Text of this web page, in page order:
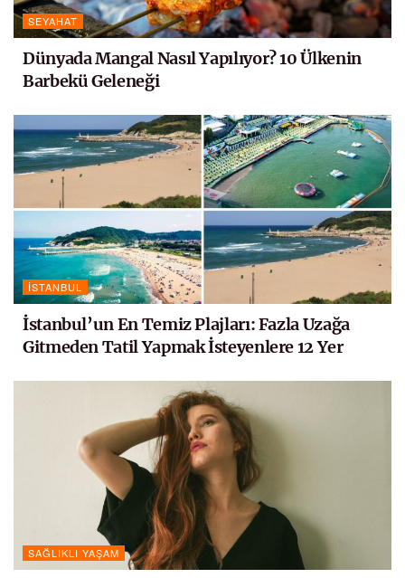
SEYAHAT
Dünyada Mangal Nasıl Yapılıyor? 10 Ülkenin
Barbekü Geleneği
İSTANBUL
İstanbul’un En Temiz Plajları: Fazla Uzağa
Gitmeden Tatil Yapmak İsteyenlere 12 Yer
SAĞLIKLI YAŞAM